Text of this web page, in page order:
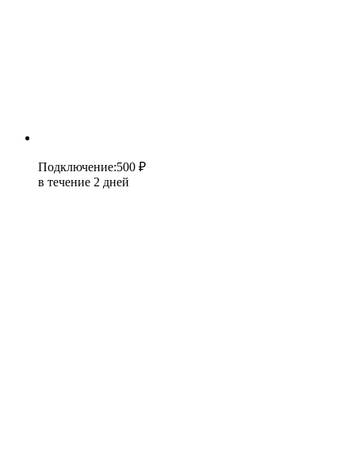
Подключение:500 ₽
в течение 2 дней